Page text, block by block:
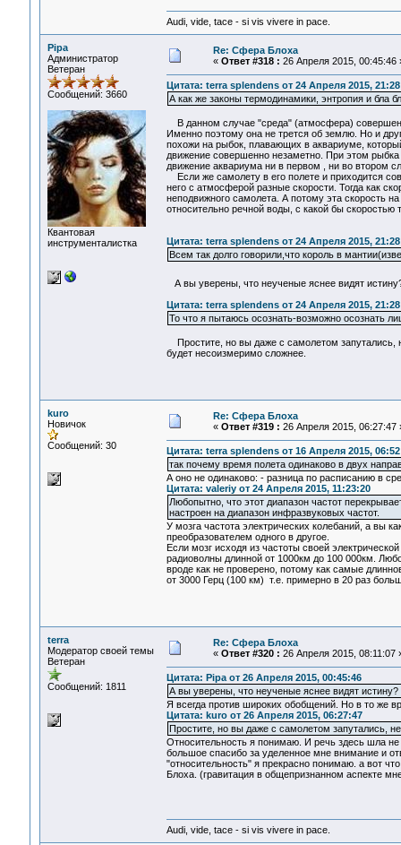
Audi, vide, tace - si vis vivere in pace.
Pipa
Администратор
Ветеран
Сообщений: 3660
Квантовая
инструменталистка
Re: Сфера Блоха
« Ответ #318 : 26 Апреля 2015, 00:45:46
Цитата: terra splendens от 24 Апреля 2015,
А как же законы термодинамики, энтропия и бла
В данном случае "среда" (атмосфера)
Именно поэтому она не трется об землю. Но и
похожи на рыбок, плавающих в аквариуме,
движение совершенно незаметно. При этом
движение аквариума ни в первом , ни во втором
Если же самолету в его полете и приходится
него с атмосферой разные скорости. Тогда как
неподвижного самолета. А потому эта скорость
относительно речной воды, с какой бы скоростью
Цитата: terra splendens от 24 Апреля 2015,
Всем так долго говорили,что король в
А вы уверены, что неученые яснее видят
Цитата: terra splendens от 24 Апреля 2015,
То что я пытаюсь осознать-возможно осознать
Простите, но вы даже с самолетом запутались,
будет несоизмеримо сложнее.
kuro
Новичок
Сообщений: 30
Re: Сфера Блоха
« Ответ #319 : 26 Апреля 2015, 06:27:47
Цитата: terra splendens от 16 Апреля 2015,
так почему время полета одинаково в двух
А оно не одинаково: - разница по расписанию в
Цитата: valeriy от 24 Апреля 2015, 11:23:20
Любопытно, что этот диапазон частот
настроен на диапазон инфразвуковых частот.
У мозга частота электрических колебаний, а вы
преобразователем одного в другое.
Если мозг исходя из частоты своей
радиоволны длинной от 1000км до 100 000км.
вроде как не проверено, потому как самые
от 3000 Герц (100 км) т.е. примерно в 20 раз
terra
Модератор своей темы
Ветеран
Сообщений: 1811
Re: Сфера Блоха
« Ответ #320 : 26 Апреля 2015, 08:11:07
Цитата: Pipa от 26 Апреля 2015, 00:45:46
А вы уверены, что неученые яснее видят истину?
Я всегда против широких обобщений. Но в то же
Цитата: kuro от 26 Апреля 2015, 06:27:47
Простите, но вы даже с самолетом запутались,
Относительность я понимаю. И речь здесь шла
большое спасибо за уделенное мне внимание и
"относительность" я прекрасно понимаю. а вот
Блоха. (гравитация в общепризнанном аспекте
Audi, vide, tace - si vis vivere in pace.